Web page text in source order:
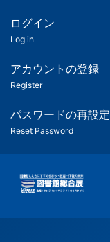
ツ
匿
名
ユ
ー
ー
用
メ
ログイン
Log in
アカウントの登録
Register
パスワードの再設定
Reset Password